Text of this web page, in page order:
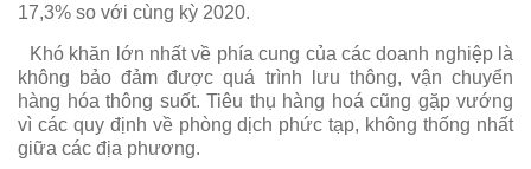
17,3% so với cùng kỳ 2020.
Khó khăn lớn nhất về phía cung của các doanh nghiệp là
không bảo đảm được quá trình lưu thông, vận chuyển
hàng hóa thông suốt. Tiêu thụ hàng hoá cũng gặp vướng
vì các quy định về phòng dịch phức tạp, không thống nhất
giữa các địa phương.